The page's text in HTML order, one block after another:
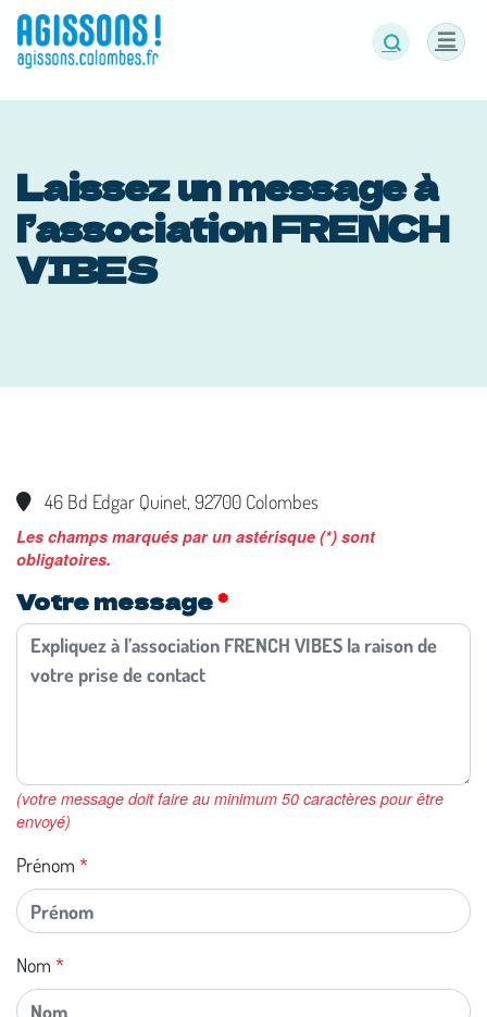
Laissez un message à
l’association FRENCH
VIBES
46 Bd Edgar Quinet, 92700 Colombes
Les champs marqués par un astérisque (*) sont
obligatoires.
Votre message
(votre message doit faire au minimum 50 caractères pour être
envoyé)
Prénom
Nom
Panneau de gestion des cookies